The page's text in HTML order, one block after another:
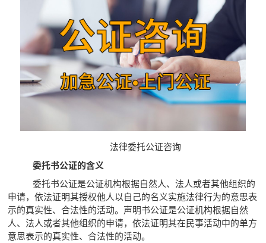
法律委托公证咨询
委托书公证的含义
委托书公证是公证机构根据自然人、法人或者其他组织的
申请，依法证明其授权他人以自己的名义实施法律行为的意思表
示的真实性、合法性的活动。声明书公证是公证机构根据自然
人、法人或者其他组织的申请，依法证明其在民事活动中的单方
意思表示的真实性、合法性的活动。